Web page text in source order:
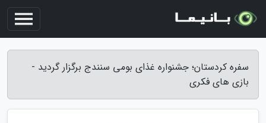
سفره کردستان؛ جشنواره غذای بومی سنندج برگزار گردید -
بازی های فکری